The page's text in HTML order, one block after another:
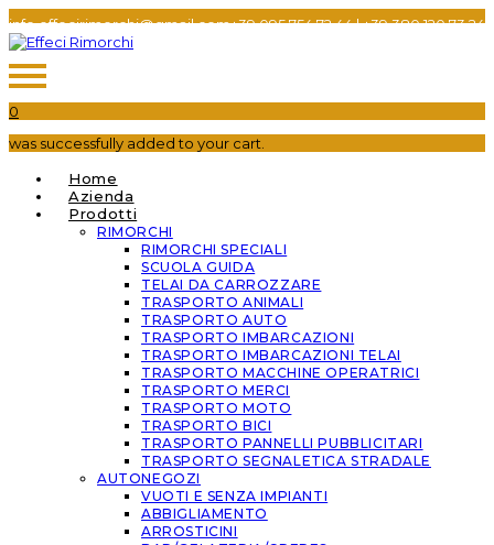
info.effecirimorchi@gmail.com+39 095 754 72 44​|+39 380 120 73 24​
0
was successfully added to your cart.
Home
Azienda
Prodotti
RIMORCHI
RIMORCHI SPECIALI
SCUOLA GUIDA
TELAI DA CARROZZARE
TRASPORTO ANIMALI
TRASPORTO AUTO
TRASPORTO IMBARCAZIONI
TRASPORTO IMBARCAZIONI TELAI
TRASPORTO MACCHINE OPERATRICI
TRASPORTO MERCI
TRASPORTO MOTO
TRASPORTO BICI
TRASPORTO PANNELLI PUBBLICITARI
TRASPORTO SEGNALETICA STRADALE
AUTONEGOZI
VUOTI E SENZA IMPIANTI
ABBIGLIAMENTO
ARROSTICINI